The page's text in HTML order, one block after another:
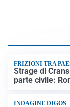
FRIZIONI TRA
Strage di
parte civile: